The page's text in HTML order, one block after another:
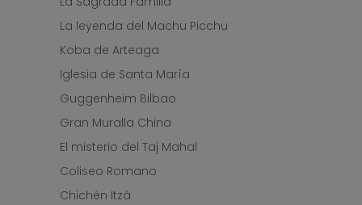
La leyenda del Machu Picchu
Koba de Arteaga
Iglesia de Santa María
Guggenheim Bilbao
Gran Muralla China
El misterio del Taj Mahal
Coliseo Romano
Chichén Itzá